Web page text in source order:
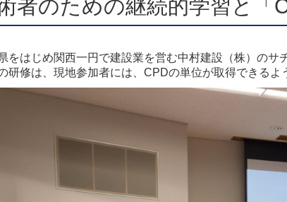
者のための継続的学習と「
をはじめ関西一円で建設業を営む中村建設（株）の
研修は、現地参加者には、CPDの単位が取得できるよ